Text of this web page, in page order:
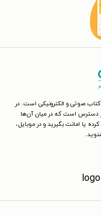
کتاب صوتی و الکترونیکی است. در
دسترس است که در میان آن‌ها
یا امانت بگیرید و در موبایل،